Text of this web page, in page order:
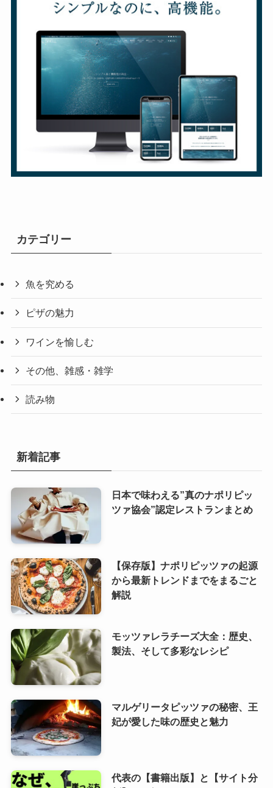
カテゴリー
魚を究める
ピザの魅力
ワインを愉しむ
その他、雑感・雑学
読み物
新着記事
日本で味わえる”真のナポリピッ
ツァ協会”認定レストランまとめ
【保存版】ナポリピッツァの起源
から最新トレンドまでをまるごと
解説
モッツァレラチーズ大全：歴史、
製法、そして多彩なレシピ
マルゲリータピッツァの秘密、王
妃が愛した味の歴史と魅力
代表の【書籍出版】と【サイト分